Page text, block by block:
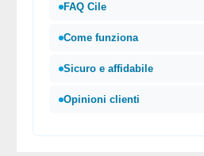
FAQ Cile
Come funziona
Sicuro e affidabile
Opinioni clienti